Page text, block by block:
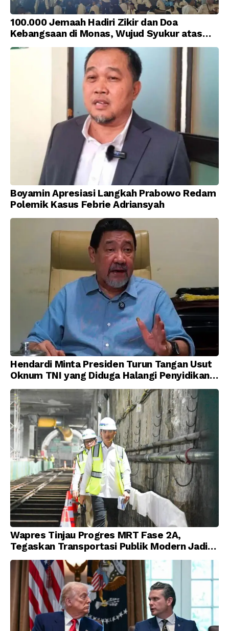
100.000 Jemaah Hadiri Zikir dan Doa
Kebangsaan di Monas, Wujud Syukur atas
Kemerdekaan Indonesia
Boyamin Apresiasi Langkah Prabowo Redam
Polemik Kasus Febrie Adriansyah
Hendardi Minta Presiden Turun Tangan Usut
Oknum TNI yang Diduga Halangi Penyidikan
Korupsi
Wapres Tinjau Progres MRT Fase 2A,
Tegaskan Transportasi Publik Modern Jadi
Prioritas Nasional